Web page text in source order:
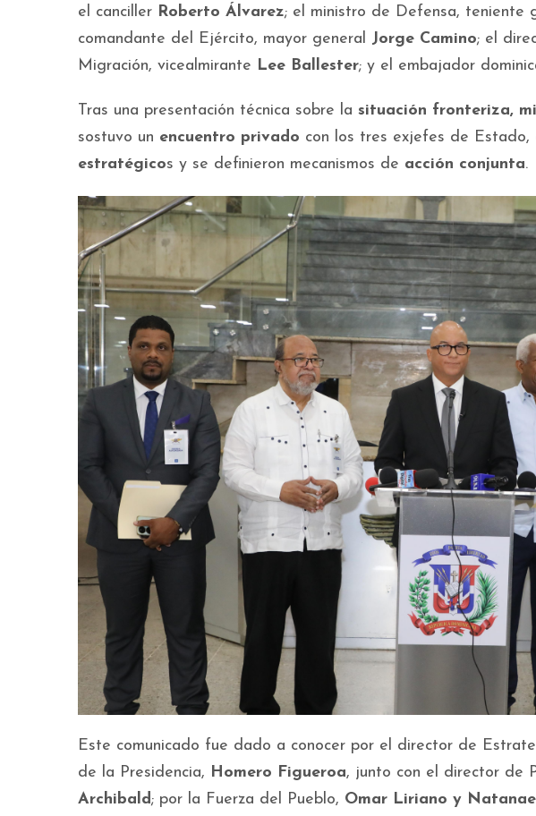
el canciller Roberto Álvarez; el ministro de Defensa, teniente
comandante del Ejército, mayor general
Jorge Camino; el
Migración, vicealmirante Lee Ballester; y el embajador
Tras una presentación técnica sobre la situación fronteriza,
sostuvo un encuentro privado con los tres exjefes de Estado,
estratégicos y se definieron mecanismos de acción conjunta.
Este comunicado fue dado a conocer por el director de
de la Presidencia, Homero Figueroa, junto con el director de
Archibald; por la Fuerza del Pueblo, Omar Liriano y